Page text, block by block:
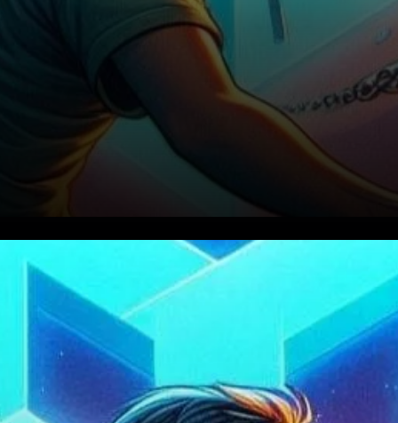
La Situation Actuelle : La
Décline Soudaine de Chainlink
Chainlink, qui se négociait